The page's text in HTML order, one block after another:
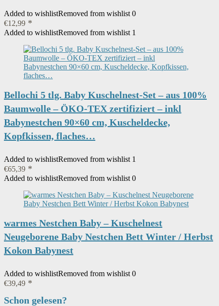
Added to wishlistRemoved from wishlist 0
€12,99
Added to wishlistRemoved from wishlist 1
Bellochi 5 tlg. Baby Kuschelnest-Set – aus 100%
Baumwolle – ÖKO-TEX zertifiziert – inkl
Babynestchen 90×60 cm, Kuscheldecke,
Kopfkissen, flaches…
Added to wishlistRemoved from wishlist 1
€65,39
Added to wishlistRemoved from wishlist 0
warmes Nestchen Baby – Kuschelnest
Neugeborene Baby Nestchen Bett Winter / Herbst
Kokon Babynest
Added to wishlistRemoved from wishlist 0
€39,49
Schon gelesen?